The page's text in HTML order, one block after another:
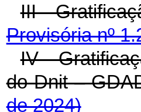
III -
Provisória nº
IV -
do Dnit –
de 2024)